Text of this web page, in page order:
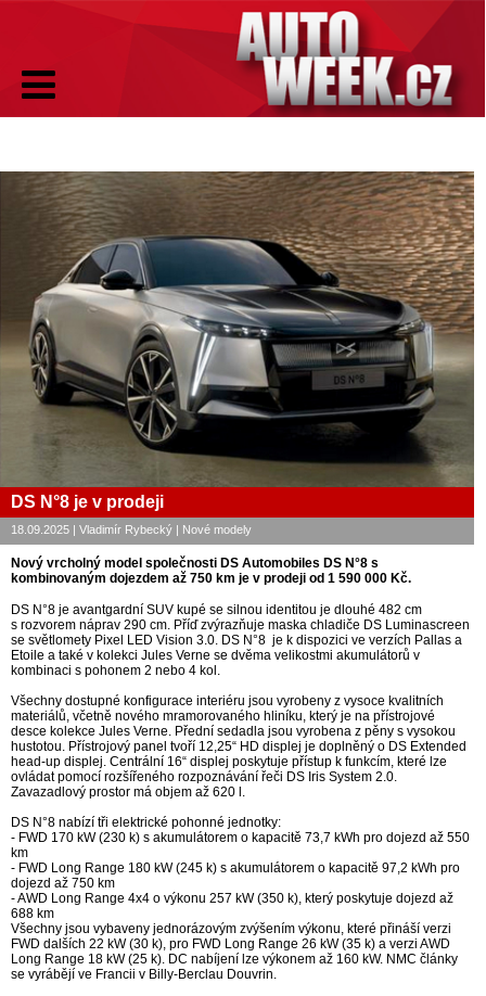
DS N°8 je v prodeji
18.09.2025 | Vladimír Rybecký | Nové modely
Nový vrcholný model společnosti DS Automobiles DS N°8 s
kombinovaným dojezdem až 750 km je v prodeji od 1 590 000 Kč.
DS N°8 je avantgardní SUV kupé se silnou identitou je dlouhé 482 cm
s rozvorem náprav 290 cm. Příď zvýrazňuje maska chladiče DS Luminascreen
se světlomety Pixel LED Vision 3.0. DS N°8 je k dispozici ve verzích Pallas a
Etoile a také v kolekci Jules Verne se dvěma velikostmi akumulátorů v
kombinaci s pohonem 2 nebo 4 kol.
Všechny dostupné konfigurace interiéru jsou vyrobeny z vysoce kvalitních
materiálů, včetně nového mramorovaného hliníku, který je na přístrojové
desce kolekce Jules Verne. Přední sedadla jsou vyrobena z pěny s vysokou
hustotou. Přístrojový panel tvoří 12,25“ HD displej je doplněný o DS Extended
head-up displej. Centrální 16“ displej poskytuje přístup k funkcím, které lze
ovládat pomocí rozšířeného rozpoznávání řeči DS Iris System 2.0.
Zavazadlový prostor má objem až 620 l.
DS N°8 nabízí tři elektrické pohonné jednotky:
- FWD 170 kW (230 k) s akumulátorem o kapacitě 73,7 kWh pro dojezd až 550
km
- FWD Long Range 180 kW (245 k) s akumulátorem o kapacitě 97,2 kWh pro
dojezd až 750 km
- AWD Long Range 4x4 o výkonu 257 kW (350 k), který poskytuje dojezd až
688 km
Všechny jsou vybaveny jednorázovým zvýšením výkonu, které přináší verzi
FWD dalších 22 kW (30 k), pro FWD Long Range 26 kW (35 k) a verzi AWD
Long Range 18 kW (25 k). DC nabíjení lze výkonem až 160 kW. NMC články
se vyrábějí ve Francii v Billy-Berclau Douvrin.